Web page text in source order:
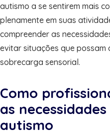
autismo a se sentirem mais
plenamente em suas
compreender as
evitar situações que possam
sobrecarga sensorial.
Como
as
autismo